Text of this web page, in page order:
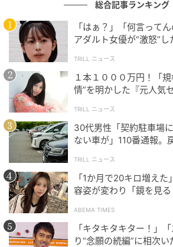
ウーマンエキサイト 総合記事ランキング
「はぁ？」「何言って
アダルト女優が“激怒”
TRILL ニュース
１本１０００万円！「
情”を明かした『元人気
TRILL ニュース
30代男性「契約駐車場
ない車が」110番通報。
TRILL ニュース
「1か月で20キロ増え
容姿が変わり「鏡を見
ABEMA TIMES
「キタキタキター！」
り“念願の続編”に相次